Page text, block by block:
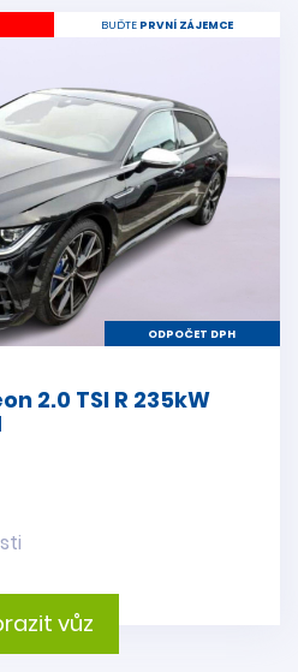
BUĎTE PRVNÍ ZÁJEMCE
ODPOČET DPH
2.0 TSI R 235kW
vůz